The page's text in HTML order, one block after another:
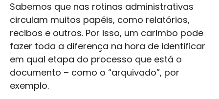
Sabemos que nas rotinas administrativas
circulam muitos papéis, como relatórios,
recibos e outros. Por isso, um carimbo pode
fazer toda a diferença na hora de identificar
em qual etapa do processo que está o
documento – como o “arquivado”, por
exemplo.